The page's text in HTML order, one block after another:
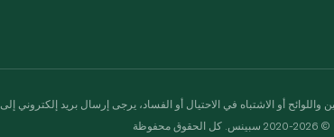
أو الاشتباه في الاحتيال أو الفساد، يرجى إرسال بريد إلكتروني إلى
© 2020-2026 سبينس. كل الحقوق محفوظة